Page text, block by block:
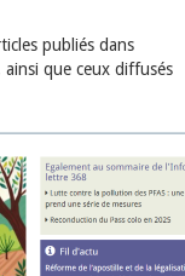
publiés dans
que ceux diffusés